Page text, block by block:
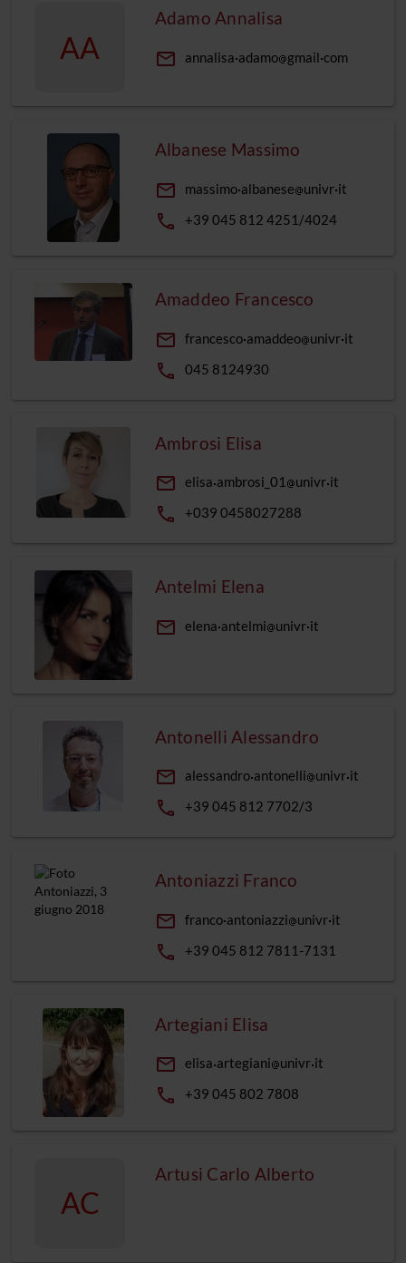
AA
Adamo Annalisa
email annalisa adamo gmail com
Albanese Massimo
email massimo albanese univr it
phone +39 045 812 4251/4024
Amaddeo Francesco
email francesco amaddeo univr it
phone 045 8124930
Ambrosi Elisa
email elisa ambrosi_01 univr it
phone +039 0458027288
Antelmi Elena
email elena antelmi univr it
Antonelli Alessandro
email alessandro antonelli univr it
phone +39 045 812 7702/3
Antoniazzi Franco
email franco antoniazzi univr it
phone +39 045 812 7811-7131
Artegiani Elisa
email elisa artegiani univr it
phone +39 045 802 7808
AC
Artusi Carlo Alberto